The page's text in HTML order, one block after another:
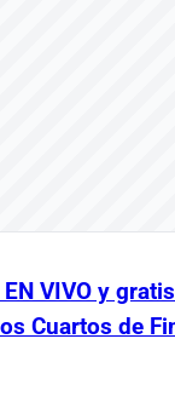
VIVO y
Cuartos de